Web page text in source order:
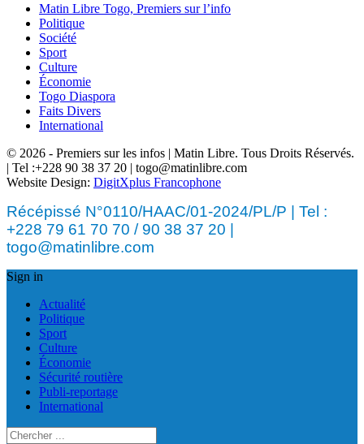
Matin Libre Togo, Premiers sur l’info
Politique
Société
Sport
Culture
Économie
Togo Diaspora
Faits Divers
International
© 2026 - Premiers sur les infos | Matin Libre. Tous Droits Réservés.
| Tel :+228 90 38 37 20 | togo@matinlibre.com
Website Design: DigitXplus Francophone
Récépissé N°0110/HAAC/01-2024/PL/P | Tel :
+228 79 61 70 70 / 90 38 37 20 |
togo@matinlibre.com
Sign in
Actualité
Politique
Sport
Culture
Économie
Sécurité routière
Publi-reportage
International